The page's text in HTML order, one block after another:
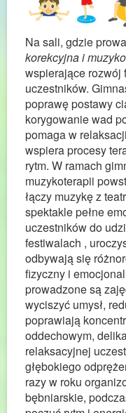
Na sali, gdzie
korekcyjna i
wspierające rozwój
uczestników.
poprawę postawy
korygowanie wad
pomaga w
wspiera procesy
rytm. W ramach
muzykoterapii
łączy muzykę z
spektakle pełne
uczestników do
festiwalach ,
odbywają się
fizyczny i
prowadzone są
wyciszyć umysł,
poprawiają
oddechowym,
relaksacyjnej
głębokiego
razy w roku
bębniarskie,